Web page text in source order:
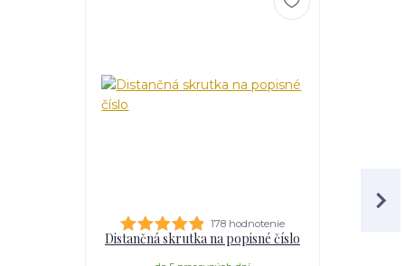
178 hodnotenie
Distančná skrutka na popisné číslo